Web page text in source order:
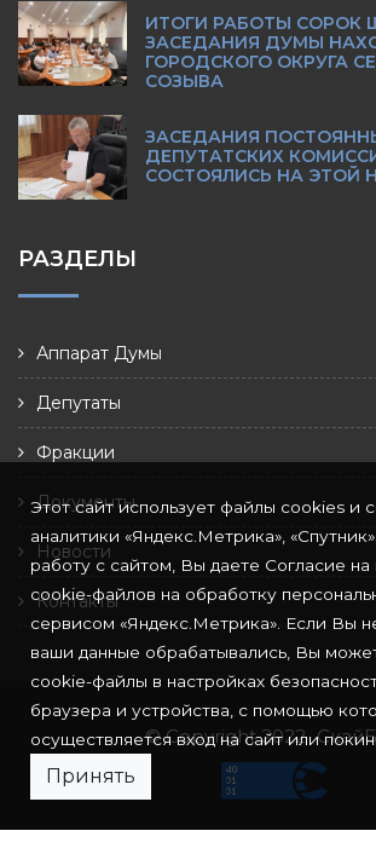
ИТОГИ РАБОТЫ СОРОК
ЗАСЕДАНИЯ ДУМЫ
ГОРОДСКОГО ОКРУГА
СОЗЫВА
ЗАСЕДАНИЯ
ДЕПУТАТСКИХ
СОСТОЯЛИСЬ НА ЭТОЙ
РАЗДЕЛЫ
Аппарат Думы
Депутаты
Фракции
Документы
Новости
Контакты
© Copyright 2022
Этот сайт использует файлы cookies и
аналитики «Яндекс.Метрика»,
работу с сайтом, Вы даете Согласие на
cookie-файлов на обработку
сервисом «Яндекс.Метрика». Если Вы
ваши данные обрабатывались, Вы
cookie-файлы в настройках
браузера и устройства, с помощью
осуществляется вход на сайт или
Принять